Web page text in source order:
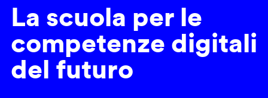
La scuola per le
competenze digitali
del futuro